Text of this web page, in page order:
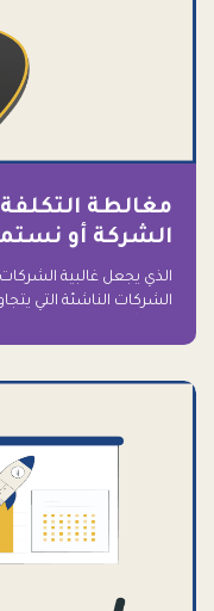
مغالطة
الشركة أو
الذي يجعل غالبية
الشركات الناشئة التي